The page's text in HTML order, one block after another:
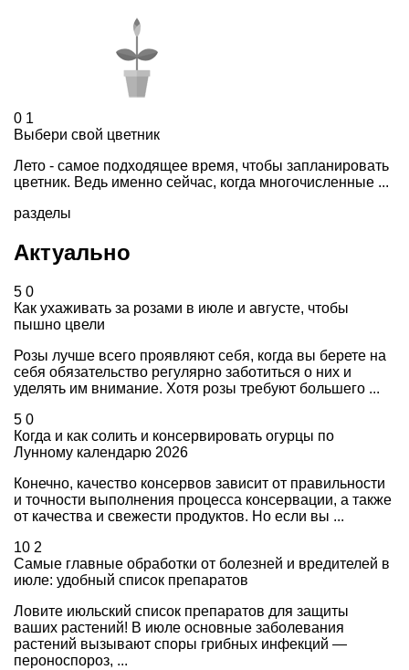
0 1
Выбери свой цветник
Лето - самое подходящее время, чтобы запланировать
цветник. Ведь именно сейчас, когда многочисленные ...
разделы
Актуально
5 0
Как ухаживать за розами в июле и августе, чтобы
пышно цвели
Розы лучше всего проявляют себя, когда вы берете на
себя обязательство регулярно заботиться о них и
уделять им внимание. Хотя розы требуют большего ...
5 0
Когда и как солить и консервировать огурцы по
Лунному календарю 2026
Конечно, качество консервов зависит от правильности
и точности выполнения процесса консервации, а также
от качества и свежести продуктов. Но если вы ...
10 2
Самые главные обработки от болезней и вредителей в
июле: удобный список препаратов
Ловите июльский список препаратов для защиты
ваших растений! В июле основные заболевания
растений вызывают споры грибных инфекций —
пероноспороз, ...